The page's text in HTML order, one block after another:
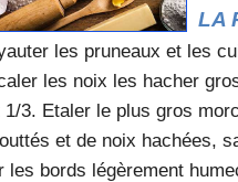
LA
les pruneaux et les
les noix les hacher
1/3. Etaler le plus gros
et de noix hachées,
les bords légèrement